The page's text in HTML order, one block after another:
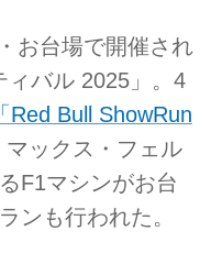
お台場で開催され
ィバル 2025」。4
「Red Bull ShowRun
マックス・フェル
F1マシンがお台
ンも行われた。